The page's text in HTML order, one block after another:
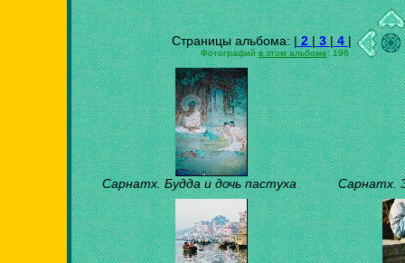
Страницы альбома: |2|3|4|
Фотографийв этом альбоме: 196
Сарнатх. Будда и дочь пастуха Сарнатх.